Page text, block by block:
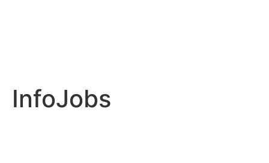
InfoJobs